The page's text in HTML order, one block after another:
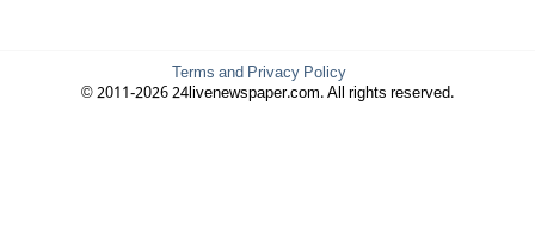
Terms and Privacy Policy
© 2011-2026 24livenewspaper.com. All rights reserved.